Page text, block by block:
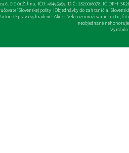
010 01 Žilina, IČO: 46495959, DIČ: 2820016078, IČ DPH:
Slovenskej pošty | Objednávky do zahraničia:
práva vyhradené. Akékoľvek rozmnožovanie textu,
neobjednané
Vyrobilo